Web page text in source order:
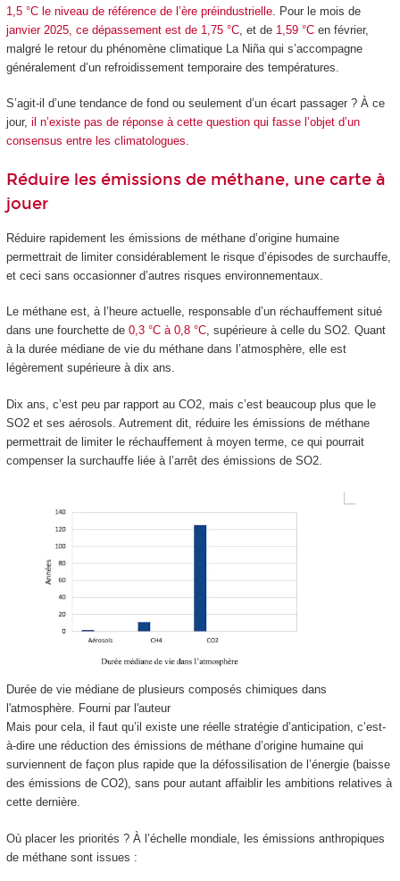
1,5 °C le niveau de référence de l’ère préindustrielle. Pour le mois de
janvier 2025, ce dépassement est de 1,75 °C, et de 1,59 °Cen février,
malgré le retour du phénomène climatique La Niña qui s’accompagne
généralement d’un refroidissement temporaire des températures.
S’agit-il d’une tendance de fond ou seulement d’un écart passager ? À ce
jour, il n’existe pas de réponse à cette question qui fasse l’objet d’un
consensus entre les climatologues.
Réduire les émissions de méthane, une carte à
jouer
Réduire rapidement les émissions de méthane d’origine humaine
permettrait de limiter considérablement le risque d’épisodes de surchauffe,
et ceci sans occasionner d’autres risques environnementaux.
Le méthane est, à l’heure actuelle, responsable d’un réchauffement situé
dans une fourchette de 0,3 °C à 0,8 °C, supérieure à celle du SO2. Quant
à la durée médiane de vie du méthane dans l’atmosphère, elle est
légèrement supérieure à dix ans.
Dix ans, c’est peu par rapport au CO2, mais c’est beaucoup plus que le
SO2et ses aérosols. Autrement dit, réduire les émissions de méthane
permettrait de limiter le réchauffement à moyen terme, ce qui pourrait
compenser la surchauffe liée à l’arrêt des émissions de SO2.
Durée de vie médiane de plusieurs composés chimiques dans
l'atmosphère. Fourni par l'auteur
Mais pour cela, il faut qu’il existe une réelle stratégie d’anticipation, c’est-
à-dire une réduction des émissions de méthane d’origine humaine qui
surviennent de façon plus rapide que la défossilisation de l’énergie (baisse
des émissions de CO2), sans pour autant affaiblir les ambitions relatives à
cette dernière.
Où placer les priorités ? À l’échelle mondiale, les émissions anthropiques
de méthane sont issues :